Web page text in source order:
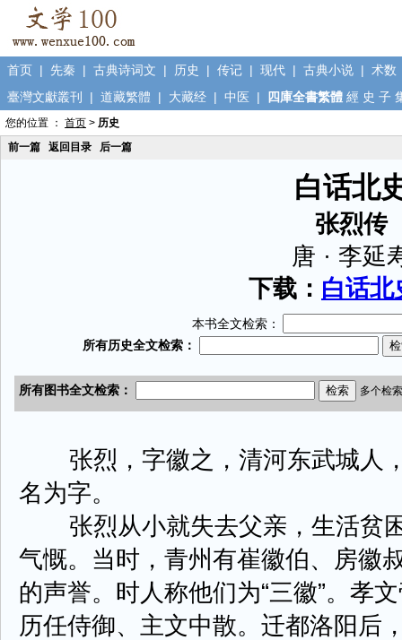
首页 | 先秦 | 古典诗词文 | 历史 | 传记 | 现代 | 古典小说 | 术数
臺灣文獻叢刊
| 道藏繁體 | 大藏经 | 中医 | 四庫全書繁體 經 史 子
您的位置 ： 首页 > 历史
前一篇
返回目录 后一篇
白话北
张烈传
唐 · 李延
下载： 白话
本书全文检索：
张烈，字徽之，清河东武城人
名为字。
张烈从小就失去父亲，生活贫
气慨。当时，青州有崔徽伯、房徽
的声誉。时人称他们为“三徽”。孝
历任侍御、主文中散。迁都洛阳后